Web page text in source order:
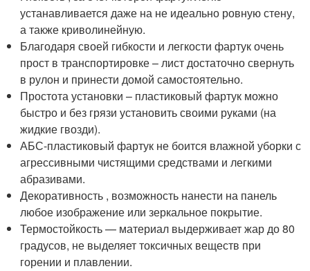
устанавливается даже на не идеально ровную стену,
а также криволинейную.
Благодаря своей гибкости и легкости фартук очень
прост в транспортировке – лист достаточно свернуть
в рулон и принести домой самостоятельно.
Простота установки – пластиковый фартук можно
быстро и без грязи установить своими руками (на
жидкие гвозди).
АБС-пластиковый фартук не боится влажной уборки с
агрессивными чистящими средствами и легкими
абразивами.
Декоративность , возможность нанести на панель
любое изображение или зеркальное покрытие.
Термостойкость — материал выдерживает жар до 80
градусов, не выделяет токсичных веществ при
горении и плавлении.